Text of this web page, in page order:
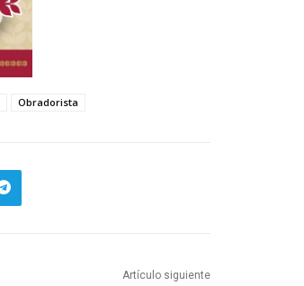
Obradorista
Artículo siguiente